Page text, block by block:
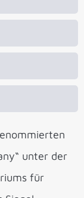
unter der
für